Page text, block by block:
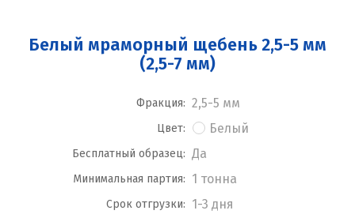
Белый мраморный щебень 2,5-5 мм
(2,5-7 мм)
Фракция: 2,5-5 мм
Цвет: Белый
Бесплатный образец: Да
Минимальная партия: 1 тонна
Срок отгрузки: 1-3 дня